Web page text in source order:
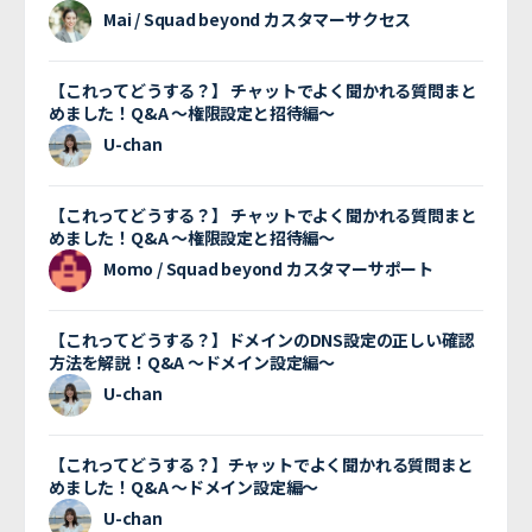
Mai / Squad beyond カスタマーサクセス
【これってどうする？】 チャットでよく聞かれる質問まと
めました！Q&A 〜権限設定と招待編〜
U-chan
【これってどうする？】 チャットでよく聞かれる質問まと
めました！Q&A 〜権限設定と招待編〜
Momo / Squad beyond カスタマーサポート
【これってどうする？】ドメインのDNS設定の正しい確認
方法を解説！Q&A 〜ドメイン設定編〜
U-chan
【これってどうする？】チャットでよく聞かれる質問まと
めました！Q&A 〜ドメイン設定編〜
U-chan